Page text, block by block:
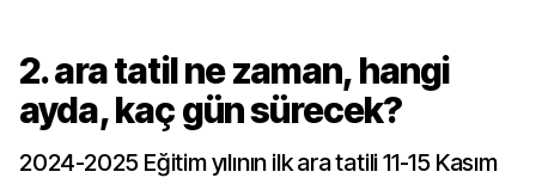
2. ara tatil ne zaman, hangi
ayda, kaç gün sürecek?
2024-2025 Eğitim yılının ilk ara tatili 11-15 Kasım